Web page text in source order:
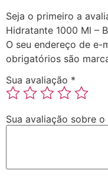
Seja o primeiro a
Hidratante 1000 Ml –
O seu endereço de e-
obrigatórios são
Sua avaliação *
Sua avaliação sobre